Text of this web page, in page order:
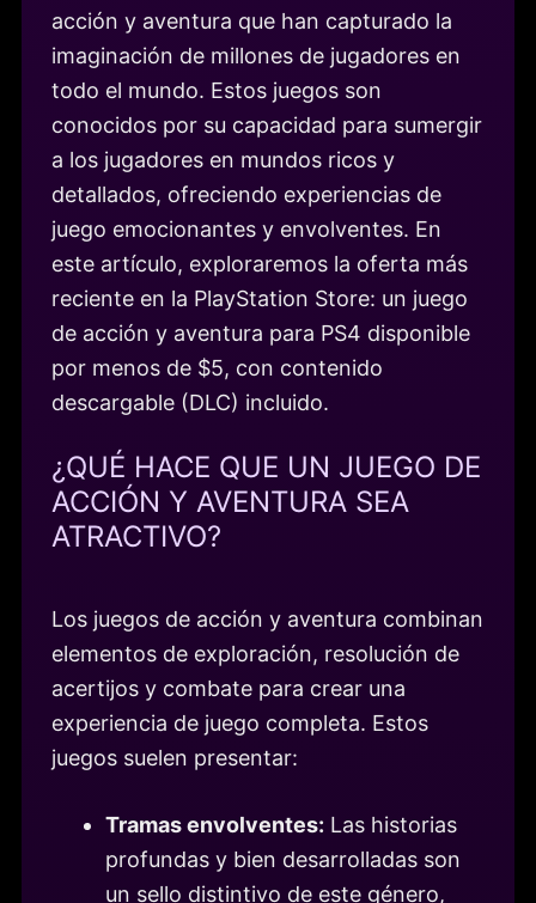
acción y aventura que han capturado la
imaginación de millones de jugadores en
todo el mundo. Estos juegos son
conocidos por su capacidad para sumergir
a los jugadores en mundos ricos y
detallados, ofreciendo experiencias de
juego emocionantes y envolventes. En
este artículo, exploraremos la oferta más
reciente en la PlayStation Store: un juego
de acción y aventura para PS4 disponible
por menos de $5, con contenido
descargable (DLC) incluido.
¿QUÉ HACE QUE UN JUEGO DE
ACCIÓN Y AVENTURA SEA
ATRACTIVO?
Los juegos de acción y aventura combinan
elementos de exploración, resolución de
acertijos y combate para crear una
experiencia de juego completa. Estos
juegos suelen presentar:
Tramas envolventes: Las historias
profundas y bien desarrolladas son
un sello distintivo de este género,